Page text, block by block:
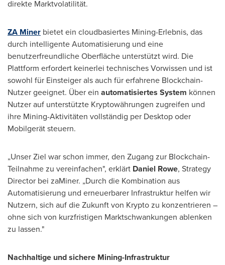
direkte Marktvolatilität.
ZA Miner bietet ein cloudbasiertes Mining-Erlebnis, das
durch intelligente Automatisierung und eine
benutzerfreundliche Oberfläche unterstützt wird. Die
Plattform erfordert keinerlei technisches Vorwissen und ist
sowohl für Einsteiger als auch für erfahrene Blockchain-
Nutzer geeignet. Über ein automatisiertes System können
Nutzer auf unterstützte Kryptowährungen zugreifen und
ihre Mining-Aktivitäten vollständig per Desktop oder
Mobilgerät steuern.
„Unser Ziel war schon immer, den Zugang zur Blockchain-
Teilnahme zu vereinfachen", erklärt Daniel Rowe, Strategy
Director bei zaMiner. „Durch die Kombination aus
Automatisierung und erneuerbarer Infrastruktur helfen wir
Nutzern, sich auf die Zukunft von Krypto zu konzentrieren –
ohne sich von kurzfristigen Marktschwankungen ablenken
zu lassen."
Nachhaltige und sichere Mining-Infrastruktur